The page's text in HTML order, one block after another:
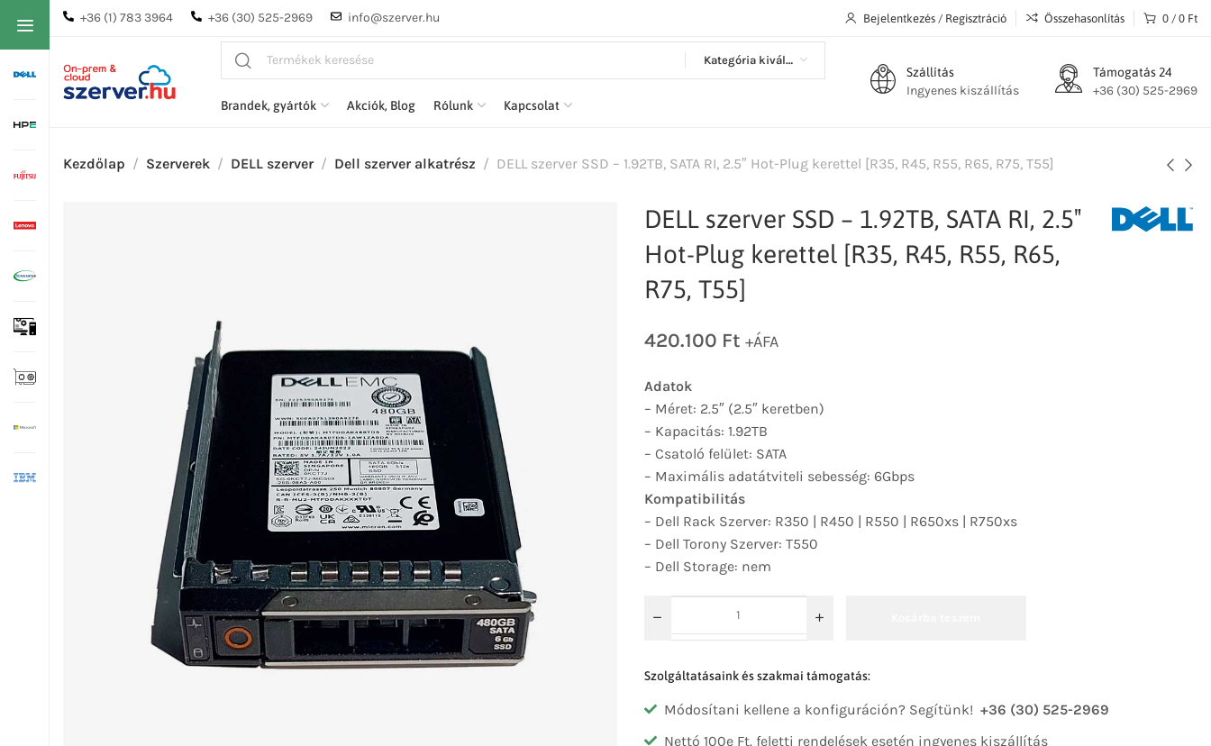
+36 (1) 783 3964 +36 (30) 525-2969 info@szerver.hu Bejelentkezés / Regisztráció Összehasonlítás 0 / 0 Ft
Kategória kiválasztása
Brandek, gyártók Akciók, Blog Rólunk Kapcsolat
Szállítás
Ingyenes kiszállítás
Támogatás 24
+36 (30) 525-2969
Kezdőlap Szerverek DELL szerver Dell szerver alkatrész DELL szerver SSD – 1.92TB, SATA RI, 2.5″ Hot-Plug kerettel [R35, R45, R55, R65, R75, T55]
DELL szerver SSD – 1.92TB, SATA RI, 2.5″
Hot-Plug kerettel [R35, R45, R55, R65,
R75, T55]
420.100 Ft +ÁFA
Adatok
– Méret: 2.5″ (2.5″ keretben)
– Kapacitás: 1.92TB
– Csatoló felület: SATA
– Maximális adatátviteli sebesség: 6Gbps
Kompatibilitás
– Dell Rack Szerver: R350 | R450 | R550 | R650xs | R750xs
– Dell Torony Szerver: T550
– Dell Storage: nem
Szolgáltatásaink és szakmai támogatás:
Módosítani kellene a konfiguráción? Segítünk! +36 (30) 525-2969
Nettó 100e Ft. feletti rendelések esetén ingyenes kiszállítás